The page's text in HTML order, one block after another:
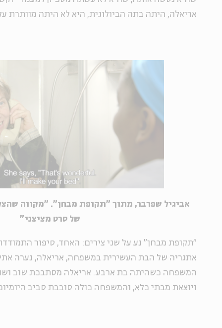
אריאלה, היתה בתה הביולוגית, היא לא היתה מוותרת
אביגיל שפרבר, מתוך "תקופת מבחן". "מקווה
של סרט מציצני"
"תקופת מבחן" נע על שני צירים: האחד, סיפור
אתגריה של הבת העשירית במשפחה, אריאלה, נערה
המשפחה כשהיתה בת ארבע. אריאלה מסתבכת שוב
ויוצאת מבתי כלא, והמשפחה כולה סובבת סביב